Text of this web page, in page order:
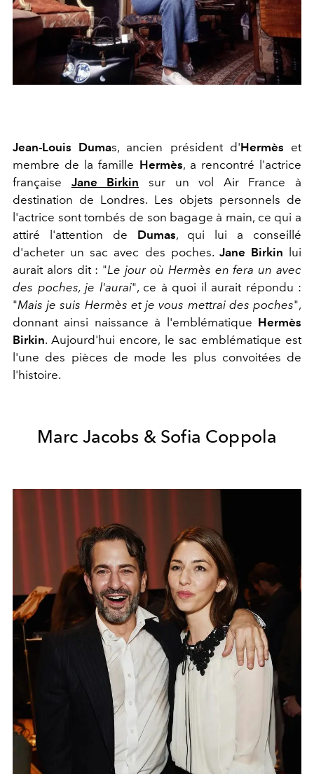
Jean-Louis Dumas, ancien président d'Hermès et
membre de la famille Hermès, a rencontré l'actrice
française Jane Birkin sur un vol Air France à
destination de Londres. Les objets personnels de
l'actrice sont tombés de son bagage à main, ce qui a
attiré l'attention de Dumas, qui lui a conseillé
d'acheter un sac avec des poches. Jane Birkin lui
aurait alors dit : "Le jour où Hermès en fera un avec
des poches, je l'aurai", ce à quoi il aurait répondu :
"Mais je suis Hermès et je vous mettrai des poches",
donnant ainsi naissance à l'emblématique Hermès
Birkin. Aujourd'hui encore, le sac emblématique est
l'une des pièces de mode les plus convoitées de
l'histoire.
Marc Jacobs & Sofia Coppola